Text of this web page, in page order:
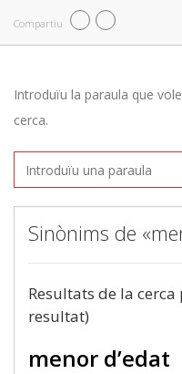
Compartiu
Introduïu la paraula que
cerca.
Sinònims de
Resultats de la cerca
resultat)
menor d’edat